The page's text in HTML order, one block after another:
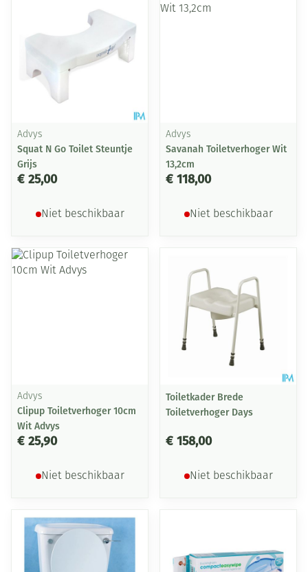
Advys
Squat N Go Toilet Steuntje
Grijs
€ 25,00
Niet beschikbaar
Advys
Savanah Toiletverhoger Wit
13,2cm
€ 118,00
Niet beschikbaar
Advys
Clipup Toiletverhoger 10cm
Wit Advys
€ 25,90
Niet beschikbaar
Toiletkader Brede
Toiletverhoger Days
€ 158,00
Niet beschikbaar